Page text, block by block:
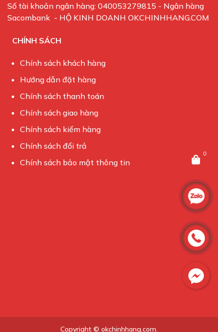
Số tài khoản ngân hàng: 040053279815 - Ngân hàng
Sacombank - HỘ KINH DOANH OKCHINHHANG.COM
CHÍNH SÁCH
Chính sách khách hàng
Hướng dẫn đặt hàng
Chính sách thanh toán
Chính sách giao hàng
Chính sách kiểm hàng
Chính sách đổi trả
Chính sách bảo mật thông tin
Copyright © okchinhhang.com.
0